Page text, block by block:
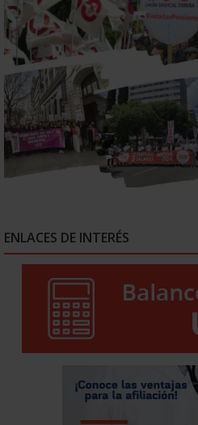
ENLACES DE INTERÉS